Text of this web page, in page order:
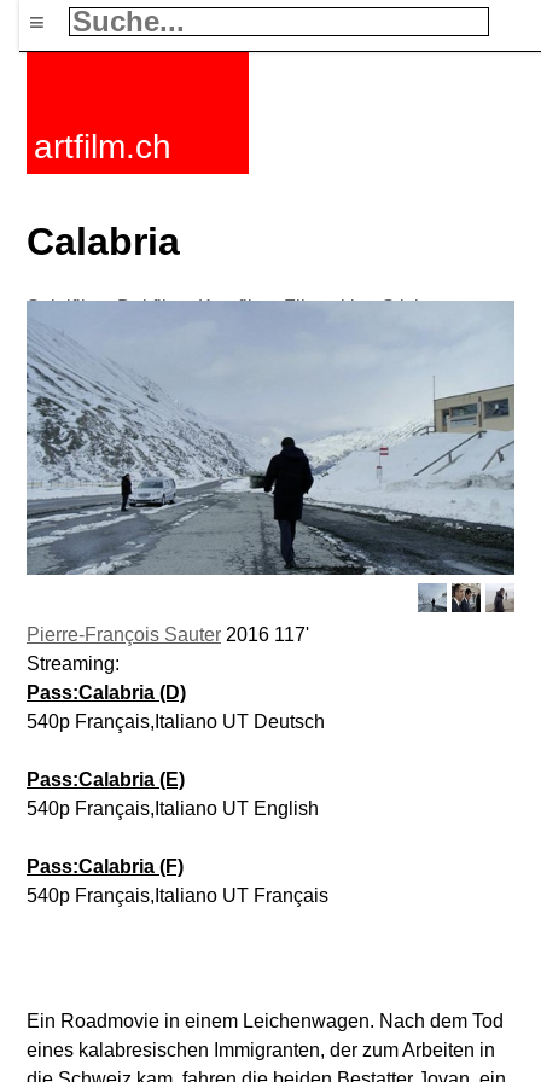
≡
artfilm.ch
Calabria
Pierre-François Sauter 2016 117'
Streaming:
Pass:Calabria (D)
540p Français,Italiano UT Deutsch
Pass:Calabria (E)
540p Français,Italiano UT English
Pass:Calabria (F)
540p Français,Italiano UT Français
Ein Roadmovie in einem Leichenwagen. Nach dem Tod
eines kalabresischen Immigranten, der zum Arbeiten in
Spielfilme Dokfilme Kurzfilme Filmzyklen Stichworte
Nachrichten
AGB
Kaufen
216.73.217.36